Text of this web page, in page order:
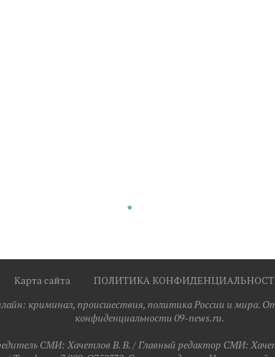
Карта сайта
ПОЛИТИКА КОНФИДЕНЦИАЛЬНОСТИ
криминал, происшествия, политика России и мира.
конфиденциальности 09-news.ru.
СМИ: Хaчeтлoв B. B. / Главный редактор СМИ: